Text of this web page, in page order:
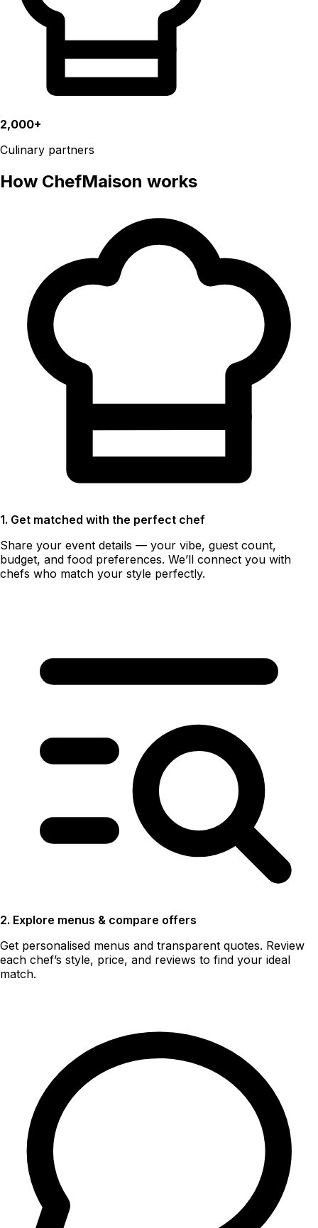
2,000+
Culinary partners
How ChefMaison works
1. Get matched with the perfect chef
Share your event details — your vibe, guest count,
budget, and food preferences. We’ll connect you with
chefs who match your style perfectly.
2. Explore menus & compare offers
Get personalised menus and transparent quotes. Review
each chef’s style, price, and reviews to find your ideal
match.